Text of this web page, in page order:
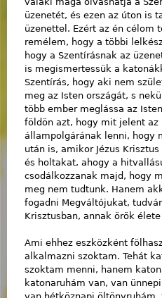
üzenetét, és ezen az úton is
üzenettel. Ezért az én célom
remélem, hogy a többi
hogy a Szentírásnak az
is megismertessük a
Szentírás, hogy aki nem
meg az Isten országát, s
több ember meglássa az
földön azt, hogy mit jelent az
állampolgárának lenni, hogy
után is, amikor Jézus
és holtakat, ahogy a
csodálkozzanak majd, hogy
meg nem tudtunk. Hanem
fogadni Megváltójukat,
Krisztusban, annak örök
Ami ehhez eszközként
alkalmazni szoktam. Tehát
szoktam menni, hanem
katonaruhám van, van